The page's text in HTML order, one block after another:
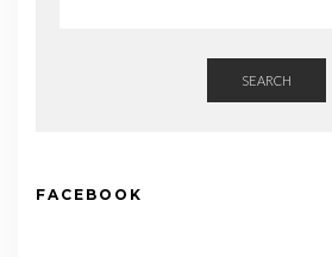
SEARCH
FACEBOOK